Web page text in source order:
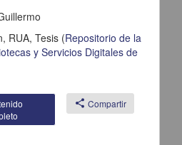
RUA, Tesis (Repositorio de la
y Servicios Digitales de
share Compartir